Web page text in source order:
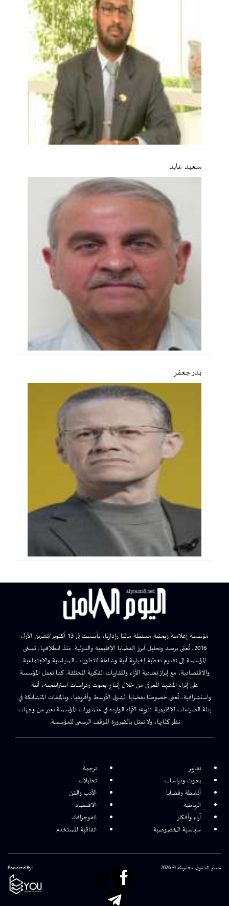
سعید عابد
بدر جعفر
مؤسسة إعلامية وبحثية مستقلة ماليًا وإداريًا، تأسست في 13 أكتوبر/تشرين الأول
2016، تُعنى برصد وتحليل أبرز القضايا الإقليمية والدولية. منذ انطلاقتها، تسعى
المؤسسة إلى تقديم تغطية إخبارية آنية وشاملة للتطورات السياسية والاجتماعية
والاقتصادية، مع إبراز تعددية الآراء والمقاربات الفكرية المختلفة. كما تعمل المؤسسة
على إثراء المشهد المعرفي من خلال إنتاج بحوث ودراسات استراتيجية، آنية
واستشرافية، تُعنى خصوصًا بقضايا الشرق الأوسط وأفريقيا، وبالملفات المتشابكة في
بيئة الصراعات الإقليمية. تنويه: الآراء الواردة في منشورات المؤسسة تعبر عن وجهات
نظر كتّابها، ولا تمثل بالضرورة الموقف الرسمي للمؤسسة.
تقارير
ترجمة
بحوث ودراسات
تحليلات
أنشطة وقضايا
الأدب والفن
الرياضة
الاقتصاد
آراء وأفكار
انفوجرافك
سياسية الخصوصية
اتفاقية المستخدم
جميع الحقوق محفوظة © 2026 Powered By: